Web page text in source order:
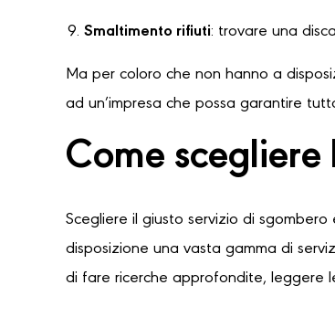
Smaltimento rifiuti: trovare una
Ma per coloro che non hanno a
ad un’impresa che possa garantire
Come
Scegliere il giusto servizio di
disposizione una vasta gamma di
di fare ricerche approfondite, leggere